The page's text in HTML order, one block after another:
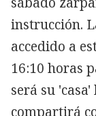
instrucción.
accedido a
16:10 horas
será su
compartirá